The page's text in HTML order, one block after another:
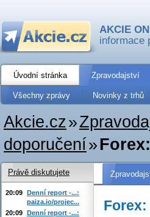
AKCIE
informace
Úvodní stránka Zpravodajství
Všechny zprávy Novinky z trhů
Akcie.cz»
doporučení»
Forex:
Právě diskutujete
20:09 Denní report -...:
paiza.io/projec...
20:09 Denní report -...: